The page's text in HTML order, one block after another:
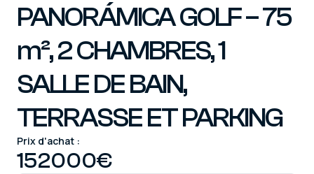
PANORÁMICA GOLF – 75
m², 2 CHAMBRES, 1
SALLE DE BAIN,
TERRASSE ET PARKING
Prix d'achat :
152000€